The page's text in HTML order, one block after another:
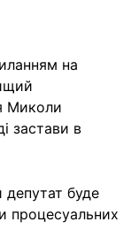
на
Миколи
застави в
депутат буде
процесуальних